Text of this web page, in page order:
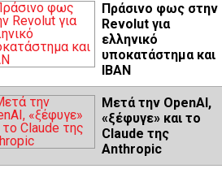
Πράσινο φως στην
Revolut για
ελληνικό
υποκατάστημα και
IBAN
Μετά την OpenAI,
«ξέφυγε» και το
Claude της
Anthropic